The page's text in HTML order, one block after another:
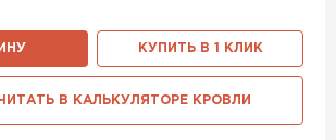
КУПИТЬ В 1 КЛИК
В КАЛЬКУЛЯТОРЕ КРОВЛИ